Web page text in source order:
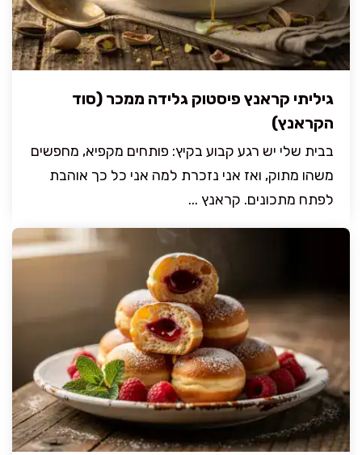
גיליתי קראנץ פיסטוק גלידה ממכר (סוד
הקראנץ)
בבית שלי יש רגע קבוע בקיץ: פותחים מקפיא, מחפשים
משהו מתוק, ואז אני נזכרת למה אני כל כך אוהבת
לפתח מתכונים. קראנץ ...